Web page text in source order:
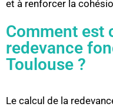
et à renforcer la
Comment est
redevance
Toulouse ?
Le calcul de la